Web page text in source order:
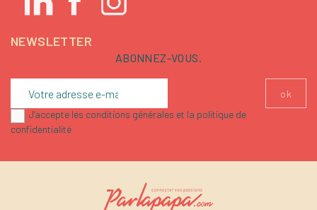
NEWSLETTER
ABONNEZ-VOUS.
J'accepte les conditions générales et la politique de
confidentialité